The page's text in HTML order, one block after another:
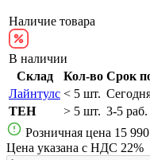
Наличие товара
В наличии
Склад
Кол-во Срок
Лайнтулс < 5 шт.
TEH
> 5 шт. 3-5
Розничная цена 15
Цена указана с НДС 22%